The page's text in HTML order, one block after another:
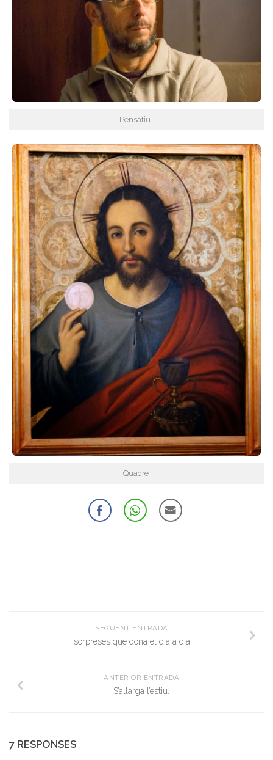
Pensatiu
Quadre
SEGÜENT ENTRADA
sorpreses que dona el dia a dia
ANTERIOR ENTRADA
S’allarga l’estiu.
7 RESPONSES